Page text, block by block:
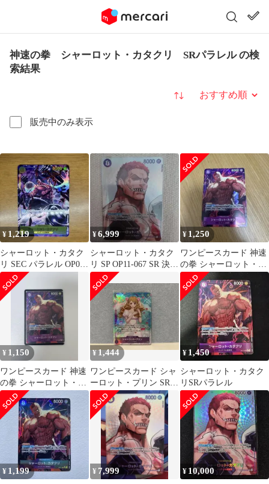
神速の拳 シャーロット・カタクリ SRパラレル の検
索結果
販売中のみ表示
並び替え
¥ 1,219
シャーロット・カタク
リ SEC パラレル OP03-
123
¥6,999
シャーロット・カタク
リ SP OP11-067 SR 決戦
の刻
¥ 1,250
ワンピースカード 神速
の拳 シャーロット・カ
タクリ SRパラレル
OP11-067
¥ 1,150
ワンピースカード 神速
の拳 シャーロット・カ
タクリ SRパラレル
OP11-067
¥1,444
ワンピースカード シャ
ーロット・プリン SRパ
ラレル
¥ 1,450
シャーロット・カタク
リSRパラレル
¥ 1,199 ¥ 7,999 ¥ 10,000